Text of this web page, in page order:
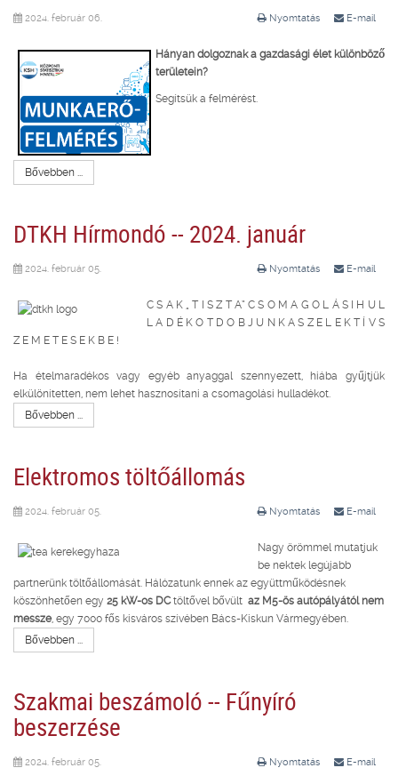
Nyomtatás E-mail
2024. február 06.
Hányan dolgoznak a gazdasági élet különböző
területein?
Segítsük a felmérést.
Bővebben ...
DTKH Hírmondó -- 2024. január
Nyomtatás E-mail
2024. február 05.
C S A K „ T I S Z T A” C S O M A G O L Á S I H U L
L A D É K O T D O B J U N K A S Z E L E K T Í V S
Z E M E T E S E K B E !
Ha ételmaradékos vagy egyéb anyaggal szennyezett, hiába gyűjtjük
elkülönítetten, nem lehet hasznosítani a csomagolási hulladékot.
Bővebben ...
Elektromos töltőállomás
Nyomtatás E-mail
2024. február 05.
Nagy örömmel mutatjuk
be nektek legújabb
partnerünk töltőállomását. Hálózatunk ennek az együttműködésnek
köszönhetően egy 25 kW-os DCtöltővel bővült az M5-ös autópályától nem
messze, egy 7000 fős kisváros szívében Bács-Kiskun Vármegyében.
Bővebben ...
Szakmai beszámoló -- Fűnyíró
beszerzése
Nyomtatás E-mail
2024. február 05.